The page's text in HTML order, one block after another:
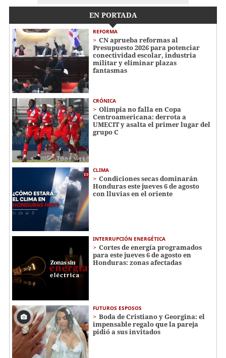
EN PORTADA
REFORMA
CN aprueba reformas al
Presupuesto 2026 para potenciar
conectividad escolar, industria
militar y eliminar plazas
fantasmas
CRÓNICA
Olimpia no falla en Copa
Centroamericana: derrota a
UMECIT y asalta el primer lugar del
grupo C
CLIMA
Condiciones secas dominarán
Honduras este jueves 6 de agosto
con lluvias en el oriente
INTERRUPCIÓN ENERGÉTICA
Cortes de energía programados
para este jueves 6 de agosto en
Honduras: zonas afectadas
FUTUROS ESPOSOS
Boda de Cristiano y Georgina: el
impensable regalo que la pareja
pidió a sus invitados